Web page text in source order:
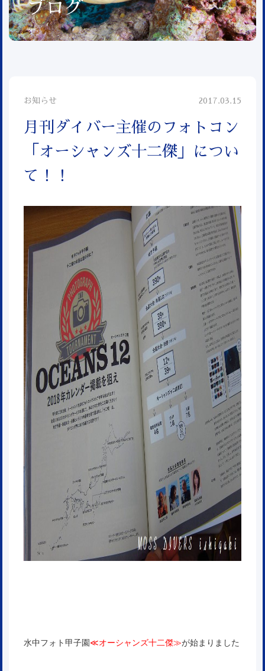
ブログ
お知らせ 2017.03.15
月刊ダイバー主催のフォトコン
「オーシャンズ十二傑」につい
て！！
水中フォト甲子園≪オーシャンズ十二傑≫が始まりました